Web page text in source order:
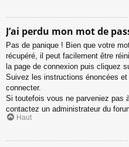
J’ai perdu mon mot de
Pas de panique ! Bien que votre
récupéré, il peut facilement être
la page de connexion puis cliquez
Suivez les instructions énoncées
connecter.
Si toutefois vous ne parveniez pas
contactez un administrateur du
Haut